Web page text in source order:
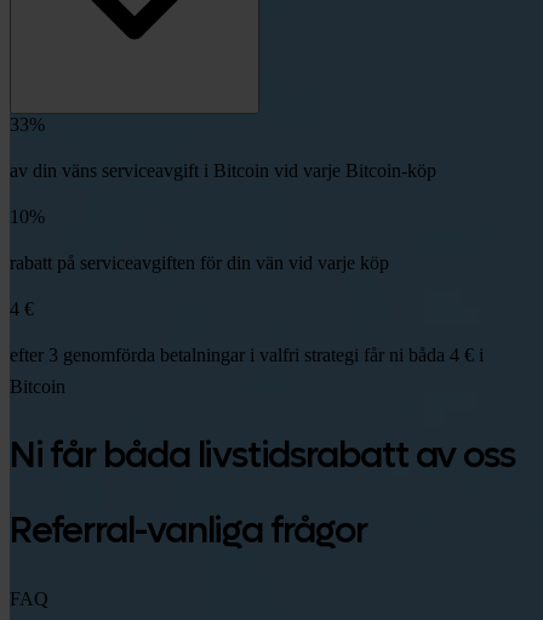
33%
av din väns serviceavgift i Bitcoin vid varje Bitcoin-köp
10%
rabatt på serviceavgiften för din vän vid varje köp
4 €
efter 3 genomförda betalningar i valfri strategi får ni båda 4 € i
Bitcoin
Ni får båda livstidsrabatt av oss
Referral-vanliga frågor
FAQ